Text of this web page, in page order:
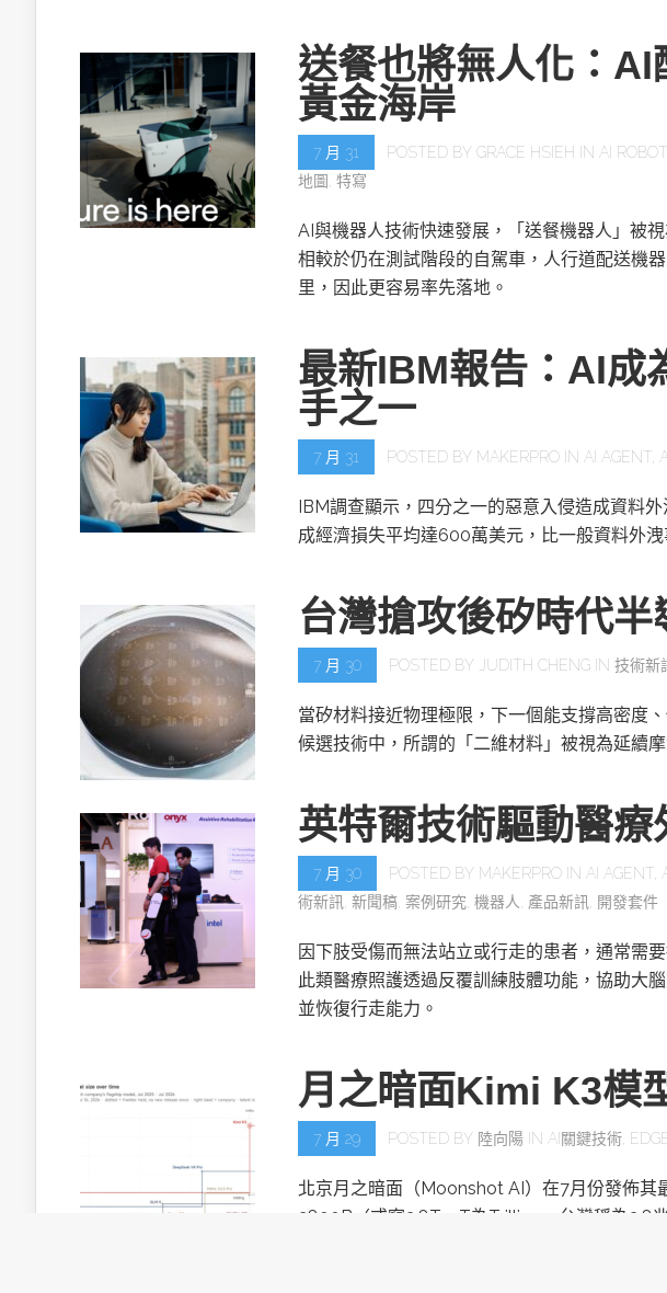
送餐也將無人化：AI
黃金海岸
7 月 31 POSTED BY GRACE HSIEH IN AI ROBOT
地圖 特寫
AI與機器人技術快速發展，「送餐機器人」被
相較於仍在測試階段的自駕車，人行道配送機
里，因此更容易率先落地。
最新IBM報告：AI成
手之一
7 月 31 POSTED BY MAKERPRO IN AI AGENT
IBM調查顯示，四分之一的惡意入侵造成資料
成經濟損失平均達600萬美元，比一般資料外
台灣搶攻後矽時代
7 月 30 POSTED BY JUDITH CHENG IN 技術新
當矽材料接近物理極限，下一個能支撐高密度
候選技術中，所謂的「二維材料」被視為延續
英特爾技術驅動醫
7 月 30 POSTED BY MAKERPRO IN AI AGENT
術新訊 新聞稿 案例研究 機器人 產品新訊 開發套件
因下肢受傷而無法站立或行走的患者，通常需
此類醫療照護透過反覆訓練肢體功能，協助大
並恢復行走能力。
月之暗面Kimi K3模
7 月 29 POSTED BY 陸向陽 IN AI關鍵技術
北京月之暗面（Moonshot AI）在7月份發佈其
2800B（或寫2.8T，T為Trillion，台灣稱為2.8